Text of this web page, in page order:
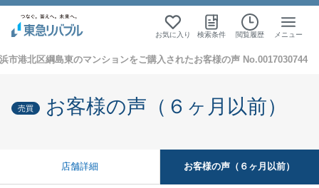
お気に入り 検索条件 閲覧履歴 メニュー
市港北区綱島東のマンションをご購入されたお客様の声 No.0017030744
売買 お客様の声（６ヶ月以前）
店舗詳細 お客様の声（６ヶ月以前）